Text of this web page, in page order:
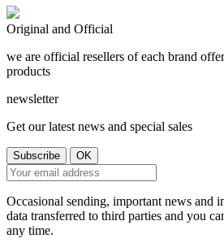
Original and Official
we are official resellers of each brand
products
newsletter
Get our latest news and special sales
Occasional sending, important news and
data transferred to third parties and you
any time.